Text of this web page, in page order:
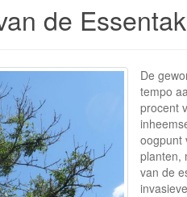
de
De
tempo
procent
oogpunt
planten,
van de